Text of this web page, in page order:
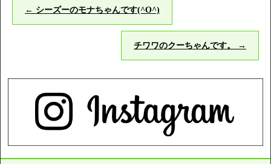
← シーズーのモナちゃんです(^O^)
チワワのクーちゃんです。 →